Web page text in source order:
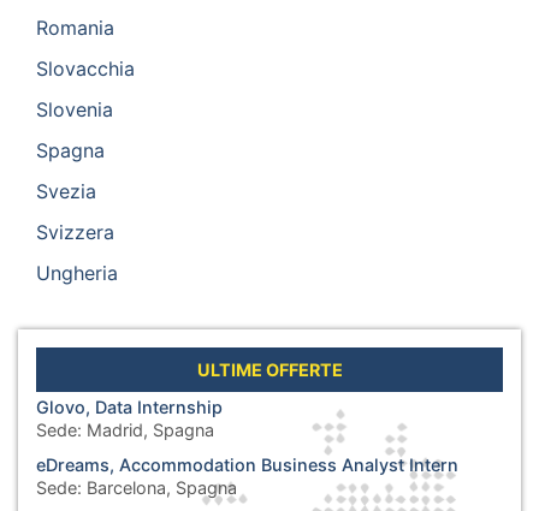
Romania
Slovacchia
Slovenia
Spagna
Svezia
Svizzera
Ungheria
ULTIME OFFERTE
Glovo, Data Internship
Sede: Madrid, Spagna
eDreams, Accommodation Business Analyst Intern
Sede: Barcelona, Spagna